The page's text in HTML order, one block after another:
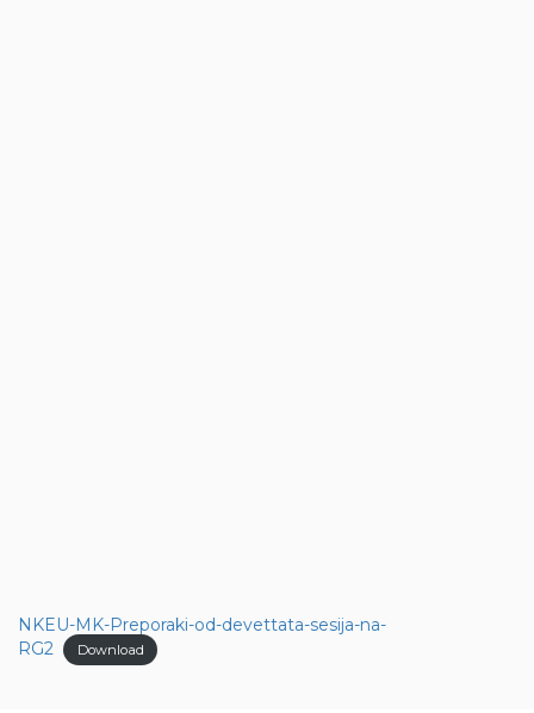
NKEU-MK-Preporaki-od-devettata-sesija-na-
RG2
Download